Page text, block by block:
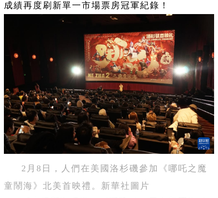
成績再度刷新單一市場票房冠軍紀錄！
2月8日，人們在美國洛杉磯參加《哪吒之魔
童鬧海》北美首映禮。新華社圖片